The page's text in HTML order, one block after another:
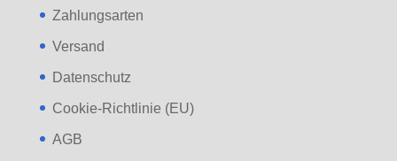
Zahlungsarten
Versand
Datenschutz
Cookie-Richtlinie (EU)
AGB